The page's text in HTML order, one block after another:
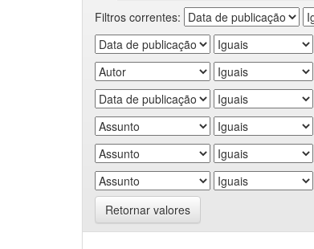
Filtros correntes:
Retornar valores